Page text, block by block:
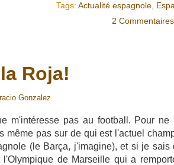
Tags: Actualité espagnole
2
Roja!
Gonzalez
m'intéresse pas au football. Pour ne
même pas sur de qui est l'actuel
(le Barça, j'imagine), et si je sais
l'Olympique de Marseille qui a